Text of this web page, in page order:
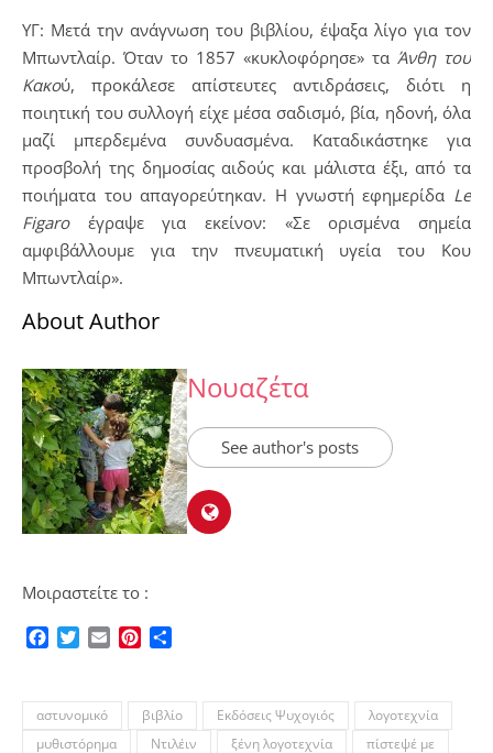
ΥΓ: Μετά την ανάγνωση του βιβλίου, έψαξα λίγο για τον
Μπωντλαίρ. Όταν το 1857 «κυκλοφόρησε» τα Άνθη του
Κακού, προκάλεσε απίστευτες αντιδράσεις, διότι η
ποιητική του συλλογή είχε μέσα σαδισμό, βία, ηδονή, όλα
μαζί μπερδεμένα συνδυασμένα. Καταδικάστηκε για
προσβολή της δημοσίας αιδούς και μάλιστα έξι, από τα
ποιήματα του απαγορεύτηκαν. Η γνωστή εφημερίδα Le
Figaroέγραψε για εκείνον: «Σε ορισμένα σημεία
αμφιβάλλουμε για την πνευματική υγεία του Κου
Μπωντλαίρ».
About Author
Νουαζέτα
See author's posts
Μοιραστείτε το :
Facebook
TwitterEmailPinterest
αστυνομικό βιβλίο Εκδόσεις Ψυχογιός
λογοτεχνία
μυθιστόρημα
Ντιλέιν ξένη λογοτεχνία πίστεψέ με